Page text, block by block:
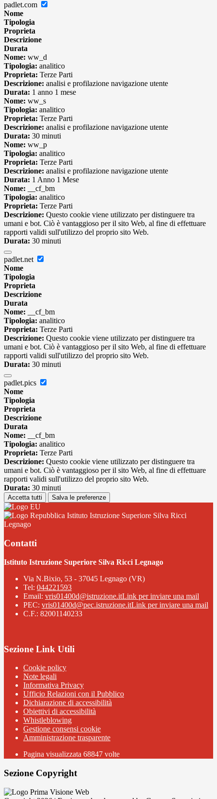
padlet.com
Nome
Tipologia
Proprieta
Descrizione
Durata
Nome: ww_d
Tipologia: analitico
Proprieta: Terze Parti
Descrizione: analisi e profilazione navigazione utente
Durata: 1 anno 1 mese
Nome: ww_s
Tipologia: analitico
Proprieta: Terze Parti
Descrizione: analisi e profilazione navigazione utente
Durata: 30 minuti
Nome: ww_p
Tipologia: analitico
Proprieta: Terze Parti
Descrizione: analisi e profilazione navigazione utente
Durata: 1 Anno 1 Mese
Nome: __cf_bm
Tipologia: analitico
Proprieta: Terze Parti
Descrizione: Questo cookie viene utilizzato per distinguere tra
umani e bot. Ciò è vantaggioso per il sito Web, al fine di effettuare
rapporti validi sull'utilizzo del proprio sito Web.
Durata: 30 minuti
padlet.net
Nome
Tipologia
Proprieta
Descrizione
Durata
Nome: __cf_bm
Tipologia: analitico
Proprieta: Terze Parti
Descrizione: Questo cookie viene utilizzato per distinguere tra
umani e bot. Ciò è vantaggioso per il sito Web, al fine di effettuare
rapporti validi sull'utilizzo del proprio sito Web.
Durata: 30 minuti
padlet.pics
Nome
Tipologia
Proprieta
Descrizione
Durata
Nome: __cf_bm
Tipologia: analitico
Proprieta: Terze Parti
Descrizione: Questo cookie viene utilizzato per distinguere tra
umani e bot. Ciò è vantaggioso per il sito Web, al fine di effettuare
rapporti validi sull'utilizzo del proprio sito Web.
Durata: 30 minuti
Accetta tutti Salva le preferenze
Istituto Istruzione Superiore Silva Ricci
Legnago
Contatti
Istituto Istruzione Superiore Silva Ricci Legnago
Via N.Bixio, 53 - 37045 Legnago (VR)
Tel: 044221593
Email: vris01400d@istruzione.itLink per inviare una mail
PEC: vris01400d@pec.istruzione.itLink per inviare una mail
C.F.: 82001140233
Sezione Link Utili
Cookie policy
Note legali
Informativa Privacy
Ufficio Relazioni con il Pubblico
Dichiarazione di accessibilità
Obiettivi di accessibilità
Whistleblowing
Gestione consensi cookie
Amministrazione trasparente
Pagina visualizzata 68847 volte
Sezione Copyright